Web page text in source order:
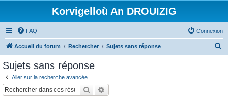
Korvigelloù An DROUIZIG
FAQ Connexion
Accueil du forum Rechercher Sujets sans réponse
Sujets sans réponse
Aller sur la recherche avancée
Rechercher